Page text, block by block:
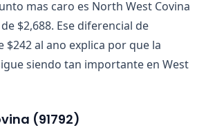
mas caro es North West Covina
$2,688. Ese diferencial de
al ano explica por que la
siendo tan importante en West
(91792)